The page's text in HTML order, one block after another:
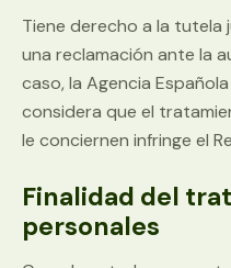
Tiene derecho a la
una reclamación ante la
caso, la Agencia
considera que el
le conciernen infringe el
Finalidad del
personales